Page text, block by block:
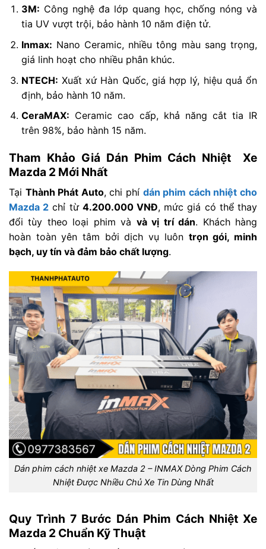
3M: Công nghệ đa lớp quang học, chống nóng và
tia UV vượt trội, bảo hành 10 năm điện tử.
Inmax: Nano Ceramic, nhiều tông màu sang trọng,
giá linh hoạt cho nhiều phân khúc.
NTECH: Xuất xứ Hàn Quốc, giá hợp lý, hiệu quả ổn
định, bảo hành 10 năm.
CeraMAX: Ceramic cao cấp, khả năng cắt tia IR
trên 98%, bảo hành 15 năm.
Tham Khảo Giá Dán Phim Cách Nhiệt Xe
Mazda 2 Mới Nhất
Tại Thành Phát Auto, chi phí dán phim cách nhiệt cho
Mazda 2 chỉ từ 4.200.000 VNĐ, mức giá có thể thay
đổi tùy theo loại phim và và vị trí dán. Khách hàng
hoàn toàn yên tâm bởi dịch vụ luôn trọn gói, minh
bạch, uy tín và đảm bảo chất lượng.
Dán phim cách nhiệt xe Mazda 2 – INMAX Dòng Phim Cách
Nhiệt Được Nhiều Chủ Xe Tin Dùng Nhất
Quy Trình 7 Bước Dán Phim Cách Nhiệt Xe
Mazda 2 Chuẩn Kỹ Thuật